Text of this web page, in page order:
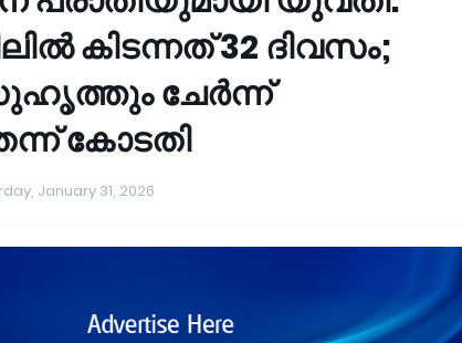
കിടന്നത് 32 ദിവസം;
ചേര്‍ന്ന്
കോടതി
January 31, 2026